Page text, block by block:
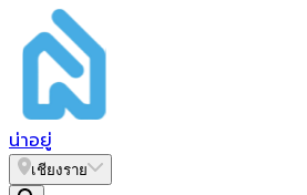
น่าอยู่
เชียงราย